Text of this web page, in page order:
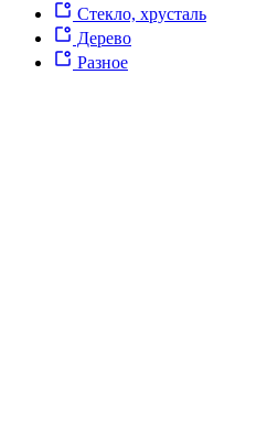
Стекло, хрусталь
Дерево
Разное